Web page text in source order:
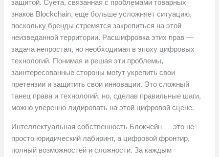
защитой. Суета, связанная с проблемами товарных
знаков Blockchain, еще больше усложняет ситуацию,
поскольку бренды стремятся закрепиться на этой
неизведанной территории. Расшифровка этих прав —
задача непростая, но необходимая в эпоху цифровых
технологий. Понимая и решая эти проблемы,
заинтересованные стороны могут укрепить свои
претензии и защитить свои инновации. Это сложный
танец права и технологий, но, сделав правильные шаги,
можно уверенно лидировать на этой цифровой сцене.
Интеллектуальная собственность Блокчейн — это не
просто юридический лабиринт, а цифровой фронтир,
полный возможностей и сложности. За каждым